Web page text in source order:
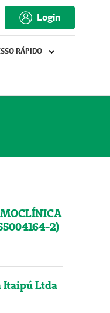
Login
RÁPIDO
2)
Itaipú Ltda